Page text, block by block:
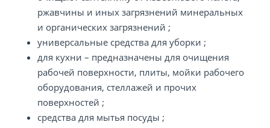
ржавчины и иных загрязнений минеральных
и органических загрязнений ;
универсальные средства для уборки ;
для кухни – предназначены для очищения
рабочей поверхности, плиты, мойки рабочего
оборудования, стеллажей и прочих
поверхностей ;
средства для мытья посуды ;